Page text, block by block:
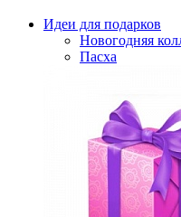
Идеи для подарков
Новогодняя
Пасха